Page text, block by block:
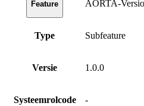
Feature AORTA-
Type Subfeature
Versie 1.0.0
Systeemrolcode -